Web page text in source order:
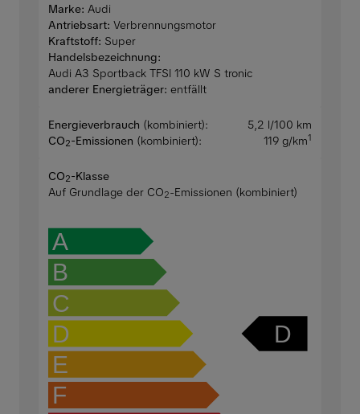
Marke: Audi
Antriebsart: Verbrennungsmotor
Kraftstoff: Super
Handelsbezeichnung:
Audi A3 Sportback TFSI 110 kW S tronic
anderer Energieträger: entfällt
Energieverbrauch (kombiniert):
5,2 l/100 km
CO2-Emissionen (kombiniert): 119 g/km1
CO2-Klasse
Auf Grundlage der CO2-Emissionen (kombiniert)
A
B
C
D
E
F
D